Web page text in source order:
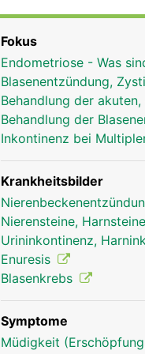
halb gefüllt ist. Der
den inneren und den
willentlich
entspannt, kann der
dass vor der gewollten
Fokus
Endometriose - Was
Blasenentzündung,
Behandlung der
Behandlung der
Inkontinenz bei
Krankheitsbilder
Nierensteine,
Urininkontinenz,
Enuresis
Blasenkrebs
Symptome
Müdigkeit